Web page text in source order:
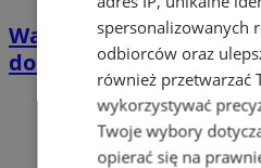
Wakacyjny
domkach
spersonalizowanych
odbiorców oraz
również przetwarzać
wykorzystywać
Twoje wybory
opierać się na